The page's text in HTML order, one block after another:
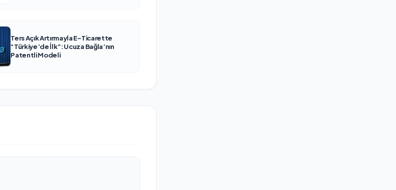
Ters Açık Artırmayla E-Ticarette
“Türkiye’de İlk”: Ucuza Bağla’nın
Patentli Modeli